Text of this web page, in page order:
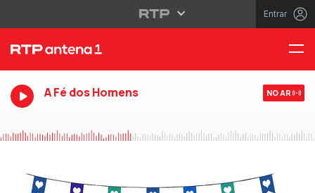
Entrar
A Fé dos Homens NO AR